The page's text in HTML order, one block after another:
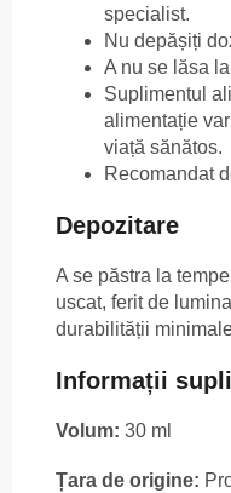
specialist.
Nu depășiți
A nu se lăsa
Suplimentul
alimentație
viață sănătos.
Recomandat
Depozitare
A se păstra la
uscat, ferit de
durabilității
Informații
Volum: 30 ml
Țara de origine: